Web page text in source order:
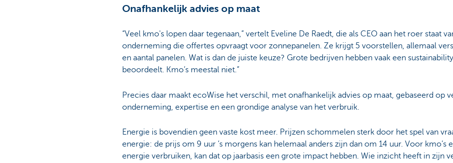
Onafhankelijk advies op maat
“Veel kmo's lopen daar tegenaan,” vertelt Eveline De Raedt, die als CEO aan het roer staat
onderneming die offertes opvraagt voor zonnepanelen. Ze krijgt 5 voorstellen, allemaal
en aantal panelen. Wat is dan de juiste keuze? Grote bedrijven hebben vaak een
beoordeelt. Kmo’s meestal niet.”
Precies daar maakt ecoWise het verschil, met onafhankelijk advies op maat, gebaseerd op
onderneming, expertise en een grondige analyse van het verbruik.
Energie is bovendien geen vaste kost meer. Prijzen schommelen sterk door het spel van
energie: de prijs om 9 uur ’s morgens kan helemaal anders zijn dan om 14 uur. Voor kmo’s
energie verbruiken, kan dat op jaarbasis een grote impact hebben. Wie inzicht heeft in zijn